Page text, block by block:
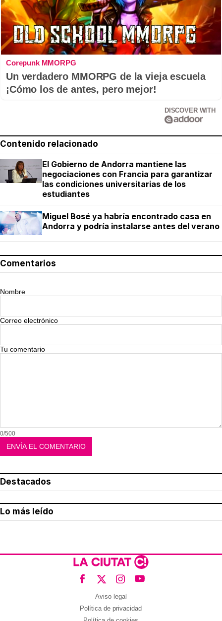
Corepunk MMORPG
Un verdadero MMORPG de la vieja escuela
¡Cómo los de antes, pero mejor!
DISCOVER WITH
Contenido relacionado
El Gobierno de Andorra mantiene las
negociaciones con Francia para garantizar
las condiciones universitarias de los
estudiantes
Miguel Bosé ya habría encontrado casa en
Andorra y podría instalarse antes del verano
Comentarios
Nombre
Correo electrónico
Tu comentario
0/500
Destacados
Lo más leído
Aviso legal
Política de privacidad